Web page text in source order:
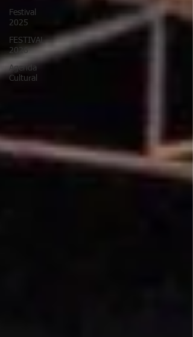
Festival
2025
FESTIVAL
2026
Agenda
Cultural